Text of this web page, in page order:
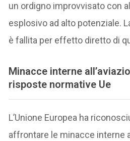
un ordigno improvvisato con
esplosivo ad alto potenziale.
è fallita per effetto diretto di
Minacce interne
risposte normative Ue
L’Unione Europea ha
affrontare le minacce interne